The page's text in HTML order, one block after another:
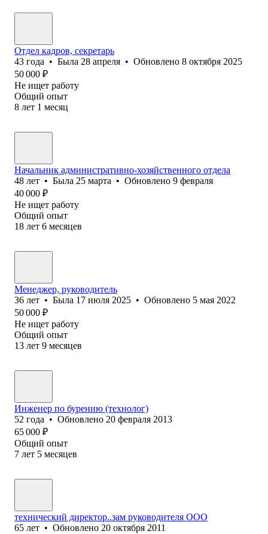
Отдел кадров, секретарь
43 года • Была 28 апреля • Обновлено 8 октября 2025
50 000 ₽
Не ищет работу
Общий опыт
8 лет 1 месяц
Начальник административно-хозяйственного отдела
48 лет • Была 25 марта • Обновлено 9 февраля
40 000 ₽
Не ищет работу
Общий опыт
18 лет 6 месяцев
Менеджер, руководитель
36 лет • Была 17 июля 2025 • Обновлено 5 мая 2022
50 000 ₽
Не ищет работу
Общий опыт
13 лет 9 месяцев
Инженер по бурению (технолог)
52 года • Обновлено 20 февраля 2013
65 000 ₽
Общий опыт
7 лет 5 месяцев
технический директор..зам руководителя ООО
65 лет • Обновлено 20 октября 2011